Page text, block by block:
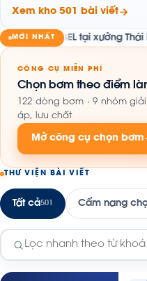
Xem kho 501 bài viết
MỚI NHẤT
ABEL tại xưởng Thái Khương
CÔNG CỤ MIỄN PHÍ
Chọn bơm theo điểm
122 dòng bơm · 9 nhóm
áp, lưu chất
Mở công cụ chọn bơm
THƯ VIỆN BÀI VIẾT
Tất cả501 Cẩm nang